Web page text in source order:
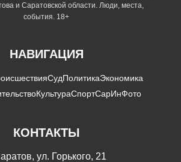
и Саратовской области. Люди, места,
события. 18+
НАВИГАЦИЯ
СудПолитикаЭкономика
КультураСпортСарИнФото
КОНТАКТЫ
ул. Горького, 21